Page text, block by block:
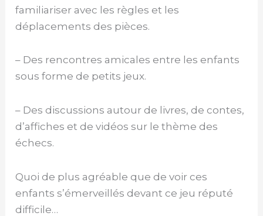
familiariser avec les règles et les
déplacements des pièces.
– Des rencontres amicales entre les enfants
sous forme de petits jeux.
– Des discussions autour de livres, de contes,
d’affiches et de vidéos sur le thème des
échecs.
Quoi de plus agréable que de voir ces
enfants s’émerveillés devant ce jeu réputé
difficile…